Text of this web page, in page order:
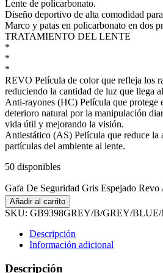
Lente de policarbonato.
Diseño deportivo de alta comodidad
Marco y patas en policarbonato en dos
TRATAMIENTO DEL LENTE
*
*
*
REVO Película de color que refleja los
reduciendo la cantidad de luz que llega
Anti-rayones (HC) Película que protege
deterioro natural por la manipulación
vida útil y mejorando la visión.
Antiestático (AS) Película que reduce la
partículas del ambiente al lente.
50 disponibles
Gafa De Seguridad Gris Espejado
Añadir al carrito
SKU: GB9398GREY/B/GREY/
Descripción
Información adicional
Descripción